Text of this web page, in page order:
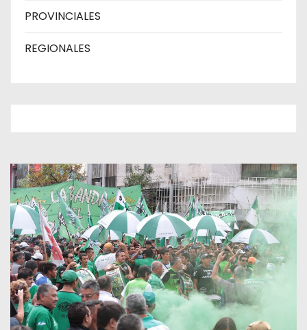
PROVINCIALES
REGIONALES